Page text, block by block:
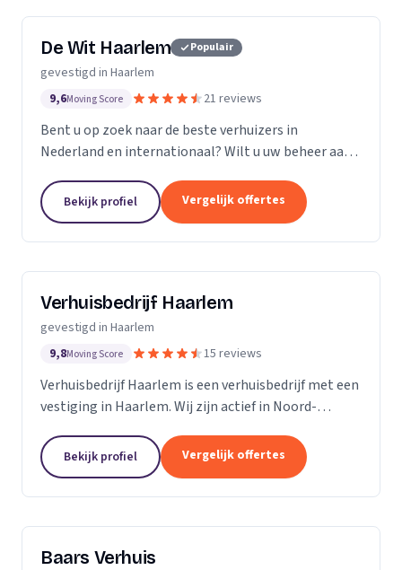
De Wit Haarlem Populair
gevestigd in Haarlem
9,6Moving Score 21 reviews
Bent u op zoek naar de beste verhuizers in
Nederland en internationaal? Wilt u uw beheer aan
opslagruimtes? Vraag nu een offerte aan!
Bekijk profiel Vergelijk offertes
Verhuisbedrijf Haarlem
gevestigd in Haarlem
9,8Moving Score 15 reviews
Verhuisbedrijf Haarlem is een verhuisbedrijf met een
vestiging in Haarlem. Wij zijn actief in Noord-
een 4,9.Bekijk profiel Vergelijk offertes
Baars Verhuis